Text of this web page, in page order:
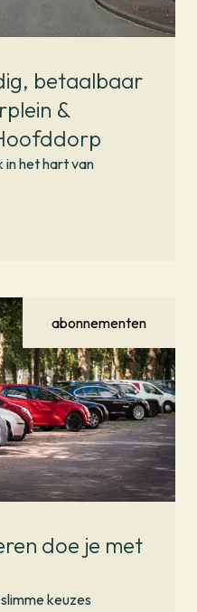
betaalbaar
&
in het hart van
abonnementen
doe je met
keuzes